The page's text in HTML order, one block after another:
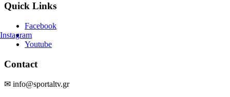
Quick Links
Facebook
Instagram
Youtube
Contact
✉ info@sportaltv.gr